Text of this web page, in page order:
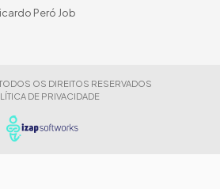
Peró Job
OS DIREITOS RESERVADOS
DE PRIVACIDADE